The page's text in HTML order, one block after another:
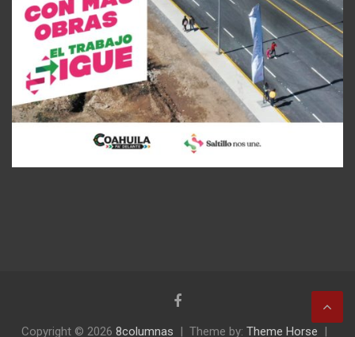
Copyright © 2026 8columnas Theme by: Theme Horse